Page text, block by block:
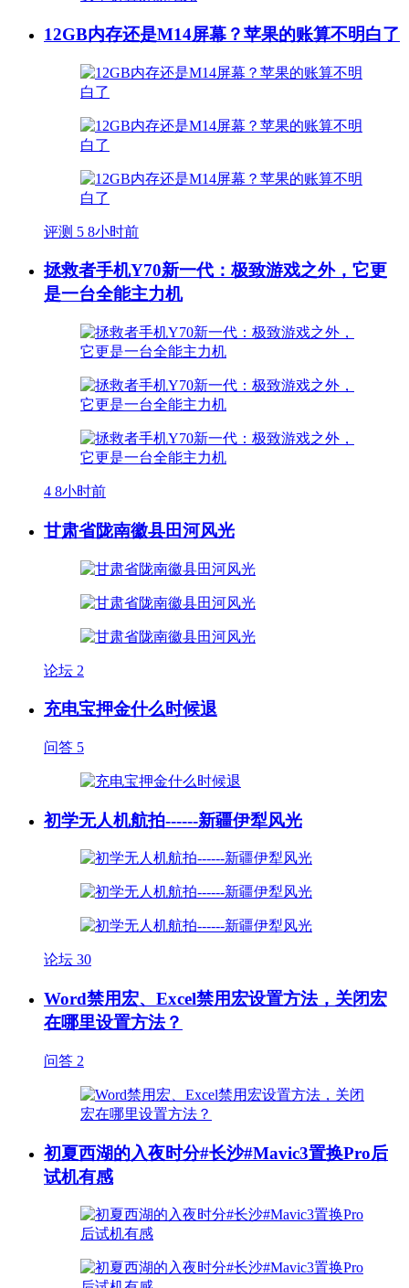
12GB内存还是M14屏幕？苹果的账算不明白了
评测 5 8小时前
拯救者手机Y70新一代：极致游戏之外，它更
是一台全能主力机
4 8小时前
甘肃省陇南徽县田河风光
论坛 2
充电宝押金什么时候退
问答 5
初学无人机航拍------新疆伊犁风光
论坛 30
Word禁用宏、Excel禁用宏设置方法，关闭宏
在哪里设置方法？
问答 2
初夏西湖的入夜时分#长沙#Mavic3置换Pro后
试机有感